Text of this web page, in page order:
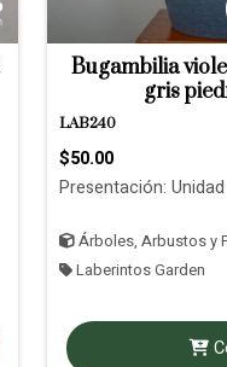
Bugambilia
gris
LAB240
$50.00
Presentación: Unidad
Árboles, Arbustos y
Laberintos Garden